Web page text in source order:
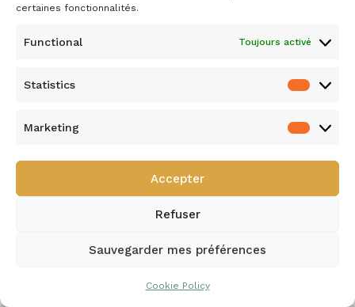
certaines fonctionnalités.
Functional Toujours activé
Statistics
Marketing
Accepter
Refuser
Sauvegarder mes préférences
Cookie Policy